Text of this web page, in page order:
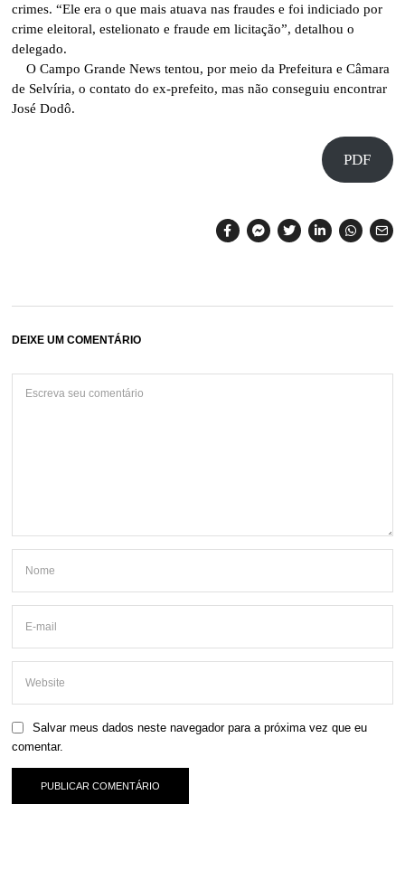
crimes. “Ele era o que mais atuava nas fraudes e foi indiciado por
crime eleitoral, estelionato e fraude em licitação”, detalhou o
delegado.
O Campo Grande News tentou, por meio da Prefeitura e Câmara
de Selvíria, o contato do ex-prefeito, mas não conseguiu encontrar
José Dodô.
PDF
DEIXE UM COMENTÁRIO
Salvar meus dados neste navegador para a próxima vez que eu
comentar.